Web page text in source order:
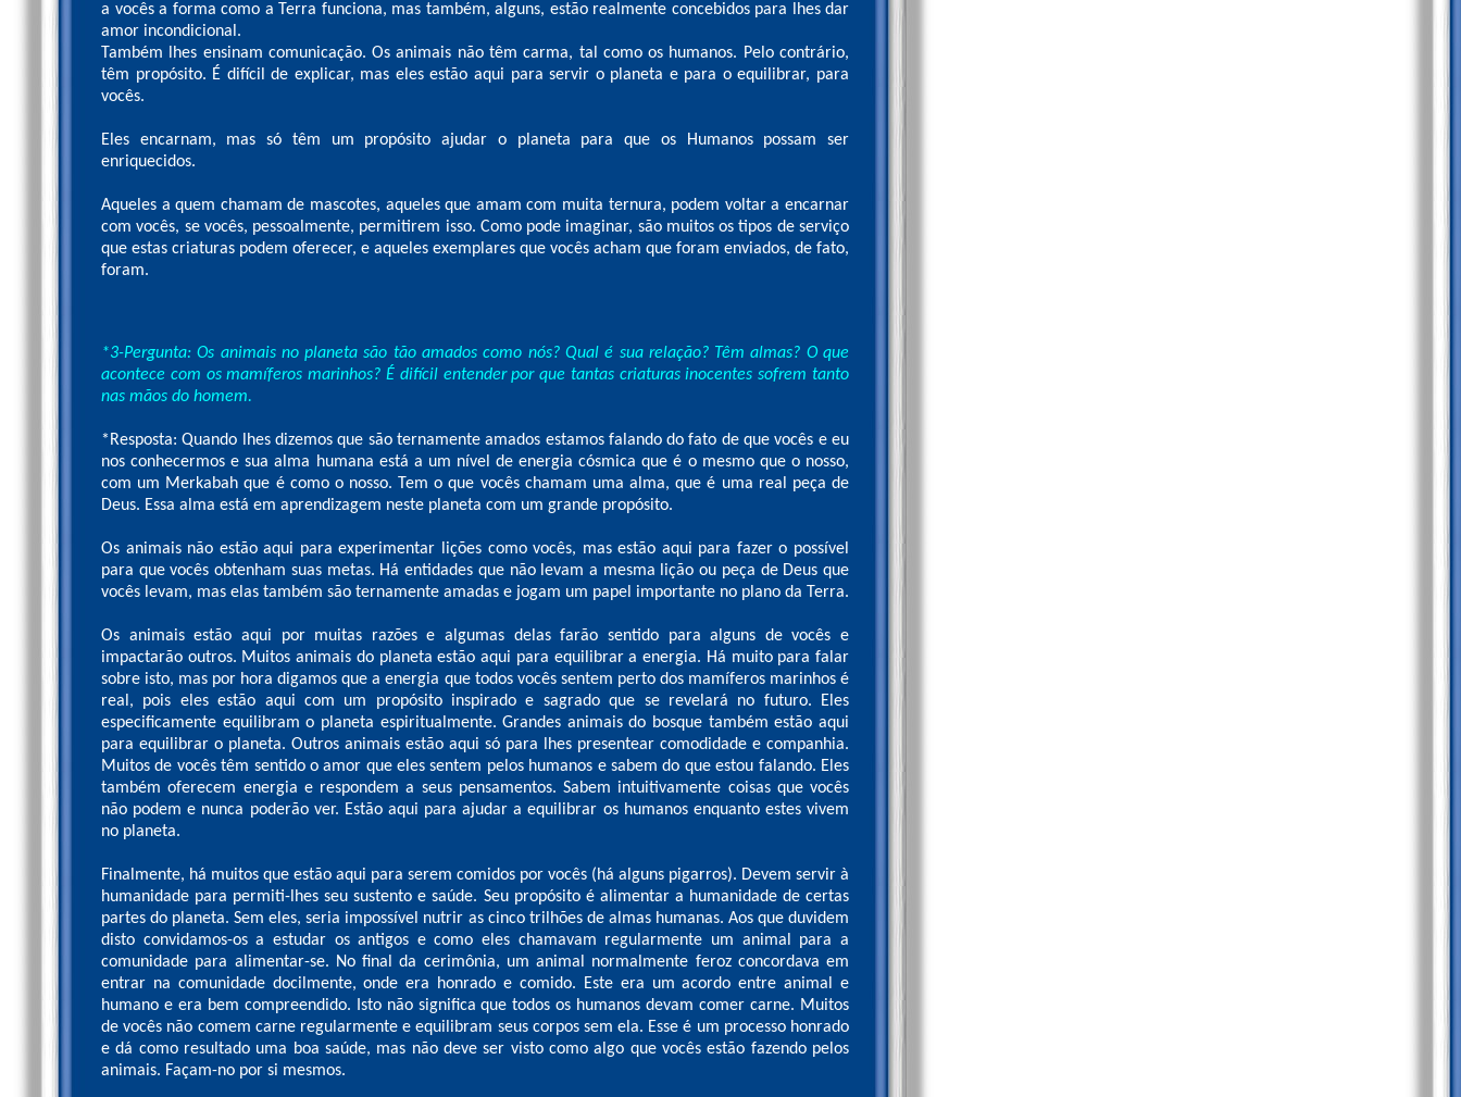
a vocês a forma como a Terra funciona, mas também, alguns, estão realmente concebidos para lhes dar
amor incondicional.
Também lhes ensinam comunicação. Os animais não têm carma, tal como os humanos. Pelo contrário,
têm propósito. É difícil de explicar, mas eles estão aqui para servir o planeta e para o equilibrar, para
vocês.
Eles encarnam, mas só têm um propósito ajudar o planeta para que os Humanos possam ser
enriquecidos.
Aqueles a quem chamam de mascotes, aqueles que amam com muita ternura, podem voltar a encarnar
com vocês, se vocês, pessoalmente, permitirem isso. Como pode imaginar, são muitos os tipos de serviço
que estas criaturas podem oferecer, e aqueles exemplares que vocês acham que foram enviados, de fato,
foram.
*3-Pergunta: Os animais no planeta são tão amados como nós? Qual é sua relação? Têm almas? O que
acontece com os mamíferos marinhos? É difícil entender por que tantas criaturas inocentes sofrem tanto
nas mãos do homem.
*Resposta: Quando lhes dizemos que são ternamente amados estamos falando do fato de que vocês e eu
nos conhecermos e sua alma humana está a um nível de energia cósmica que é o mesmo que o nosso,
com um Merkabah que é como o nosso. Tem o que vocês chamam uma alma, que é uma real peça de
Deus. Essa alma está em aprendizagem neste planeta com um grande propósito.
Os animais não estão aqui para experimentar lições como vocês, mas estão aqui para fazer o possível
para que vocês obtenham suas metas. Há entidades que não levam a mesma lição ou peça de Deus que
vocês levam, mas elas também são ternamente amadas e jogam um papel importante no plano da Terra.
Os animais estão aqui por muitas razões e algumas delas farão sentido para alguns de vocês e
impactarão outros. Muitos animais do planeta estão aqui para equilibrar a energia. Há muito para falar
sobre isto, mas por hora digamos que a energia que todos vocês sentem perto dos mamíferos marinhos é
real, pois eles estão aqui com um propósito inspirado e sagrado que se revelará no futuro. Eles
especificamente equilibram o planeta espiritualmente. Grandes animais do bosque também estão aqui
para equilibrar o planeta. Outros animais estão aqui só para lhes presentear comodidade e companhia.
Muitos de vocês têm sentido o amor que eles sentem pelos humanos e sabem do que estou falando. Eles
também oferecem energia e respondem a seus pensamentos. Sabem intuitivamente coisas que vocês
não podem e nunca poderão ver. Estão aqui para ajudar a equilibrar os humanos enquanto estes vivem
no planeta.
Finalmente, há muitos que estão aqui para serem comidos por vocês (há alguns pigarros). Devem servir à
humanidade para permiti-lhes seu sustento e saúde. Seu propósito é alimentar a humanidade de certas
partes do planeta. Sem eles, seria impossível nutrir as cinco trilhões de almas humanas. Aos que duvidem
disto convidamos-os a estudar os antigos e como eles chamavam regularmente um animal para a
comunidade para alimentar-se. No final da cerimônia, um animal normalmente feroz concordava em
entrar na comunidade docilmente, onde era honrado e comido. Este era um acordo entre animal e
humano e era bem compreendido. Isto não significa que todos os humanos devam comer carne. Muitos
de vocês não comem carne regularmente e equilibram seus corpos sem ela. Esse é um processo honrado
e dá como resultado uma boa saúde, mas não deve ser visto como algo que vocês estão fazendo pelos
animais. Façam-no por si mesmos.